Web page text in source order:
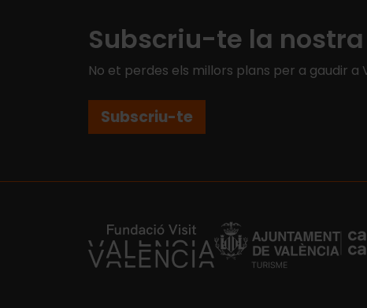
Subscriu-te la
No et perdes els millors plans per a gaudir a
Subscriu-te
https://fundacion.visitvalencia.com/